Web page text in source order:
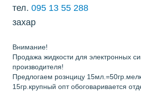
тел. 095 13 55 288
захар
Внимание!
Продажа жидкости для электронных
производителя!
Предлогаем рознцицу
15гр.крупный опт обоговаривается